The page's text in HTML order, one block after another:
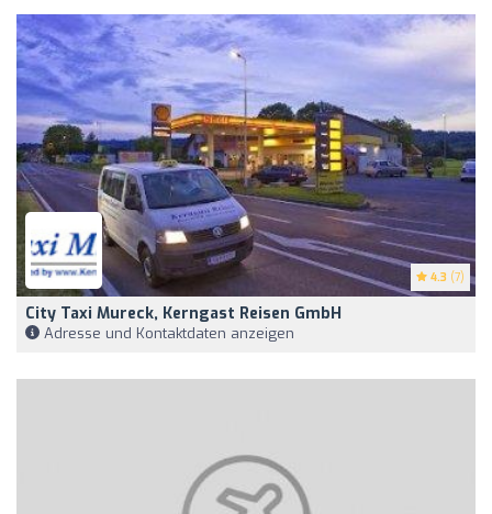
4.3 (7)
City Taxi Mureck, Kerngast Reisen GmbH
Adresse und Kontaktdaten anzeigen